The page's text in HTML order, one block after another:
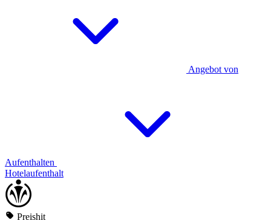
Angebot von
Aufenthalten
Hotelaufenthalt
Preishit